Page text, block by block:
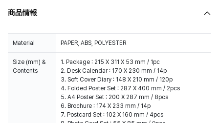
商品情報
Material PAPER, ABS, POLYESTER
Size (mm) &
Contents
1. Package : 215 X 311 X 53 mm / 1pc
2. Desk Calendar : 170 X 230 mm / 14p
3. Soft Cover Diary : 148 X 210 mm / 120p
4. Folded Poster Set : 287 X 400 mm / 2pcs
5. A4 Poster Set : 200 X 287 mm / 8pcs
6. Brochure : 174 X 233 mm / 14p
7. Postcard Set : 102 X 160 mm / 4pcs